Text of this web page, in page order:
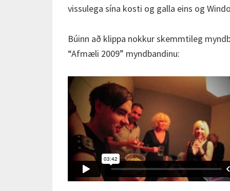
vissulega sína kosti og galla eins og
Búinn að klippa nokkur skemmtileg
“Afmæli 2009” myndbandinu: